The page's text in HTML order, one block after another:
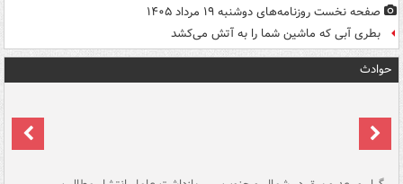
صفحه نخست روزنامه‌های دوشنبه ۱۹ مرداد ۱۴۰۵
بطری آبی که ماشین شما را به آتش می‌کشد
حوادث